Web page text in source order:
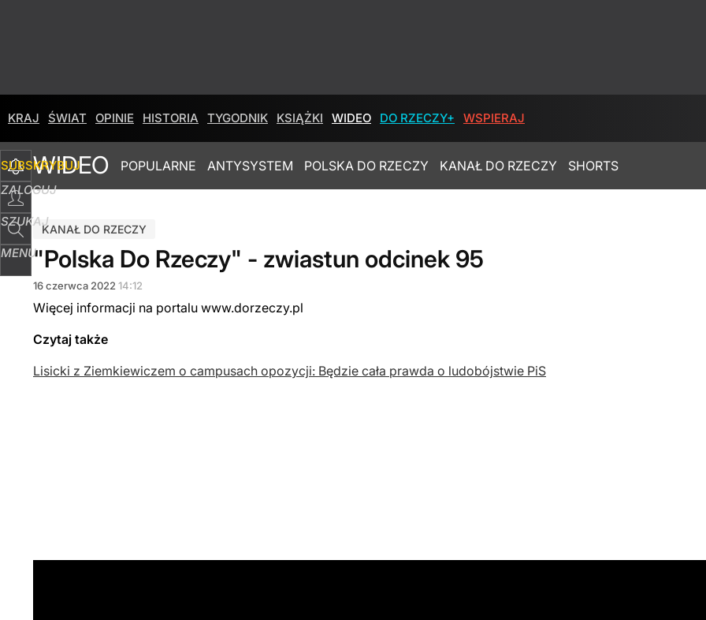
KRAJ ŚWIAT OPINIE HISTORIA TYGODNIK KSIĄŻKI WIDEO DO RZECZY+ WSPIERAJ
SUBSKRYBUJ
ZALOGUJ
SZUKAJ
MENU
WIDEO POPULARNE ANTYSYSTEM POLSKA DO RZECZY KANAŁ DO RZECZY SHORTS
KANAŁ DO RZECZY
"Polska Do Rzeczy" - zwiastun odcinek 95
16czerwca 2022 14:12
Więcej informacji na portalu www.dorzeczy.pl
Czytaj także
Lisicki z Ziemkiewiczem o campusach opozycji: Będzie cała prawda o ludobójstwie PiS